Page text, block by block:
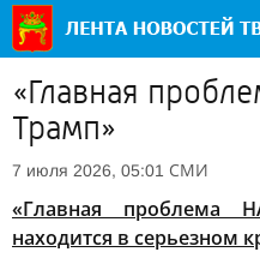
«Главная
Трамп»
7 июля 2026, 05:01 СМИ
«Главная проблема
находится в серьезном